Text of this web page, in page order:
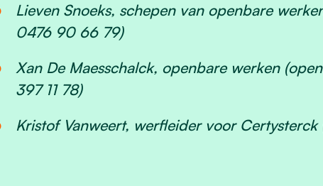
Lieven Snoeks, schepen van openbare
0476 90 66 79)
Xan De Maesschalck, openbare werken (
397 11 78)
Kristof Vanweert, werfleider voor